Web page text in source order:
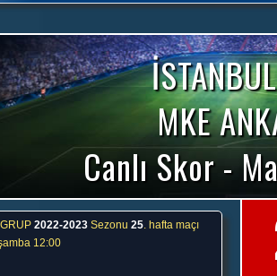
MKE
Canlı Skor -
2022-2023 Sezonu 25. hafta maçı
12:00